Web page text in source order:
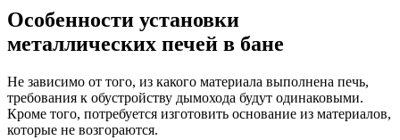
Особенности установки
металлических печей в бане
Не зависимо от того, из какого материала выполнена печь,
требования к обустройству дымохода будут одинаковыми.
Кроме того, потребуется изготовить основание из материалов,
которые не возгораются.